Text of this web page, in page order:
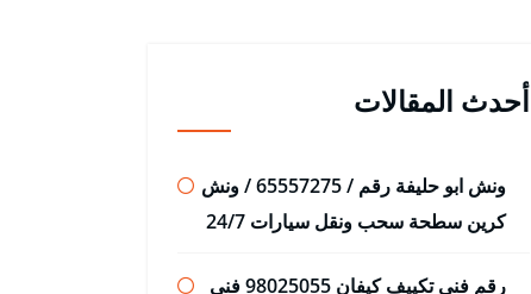
أحدث المقالات
ونش ابو حليفة رقم / 65557275 / ونش
كرين سطحة سحب ونقل سيارات 24/7
رقم فني تكييف كيفان 98025055 فني